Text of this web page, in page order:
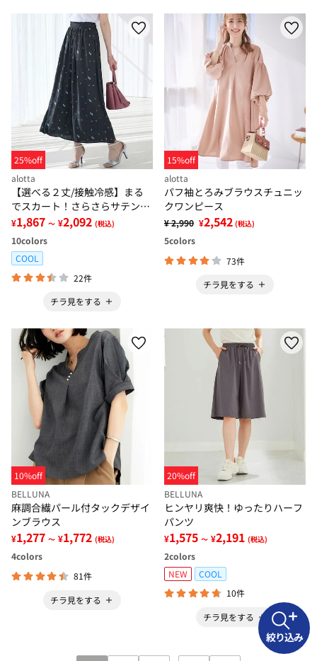
25%off
alotta
【選べる２丈/接触冷感】まる
でスカート！さらさらサテン素
材スカーチョパンツ
¥1,867 ～ ¥2,092 (税込)
10colors
COOL
22件
チラ見をする
15%off
alotta
パフ袖とろみブラウスチュニッ
クワンピース
¥ 2,990 ¥2,542 (税込)
5colors
73件
チラ見をする
10%off
BELLUNA
麻調合繊パール付タックデザイ
ンブラウス
¥1,277 ～ ¥1,772 (税込)
4colors
81件
チラ見をする
20%off
BELLUNA
ヒンヤリ爽快！ゆったりハーフ
パンツ
¥1,575 ～ ¥2,191 (税込)
2colors
NEW
COOL
10件
チラ見をする
絞り込み